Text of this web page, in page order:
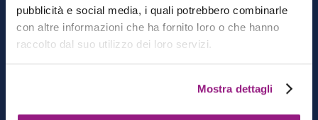
pubblicità e social media, i quali potrebbero combinarle
con altre informazioni che ha fornito loro o che hanno
raccolto dal suo utilizzo dei loro servizi.
Mostra dettagli
DevOps
Data & Analytics
AI/ML